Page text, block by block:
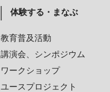
体験する・まなぶ
教育普及活動
講演会、シンポジウム
ワークショップ
ユースプロジェクト